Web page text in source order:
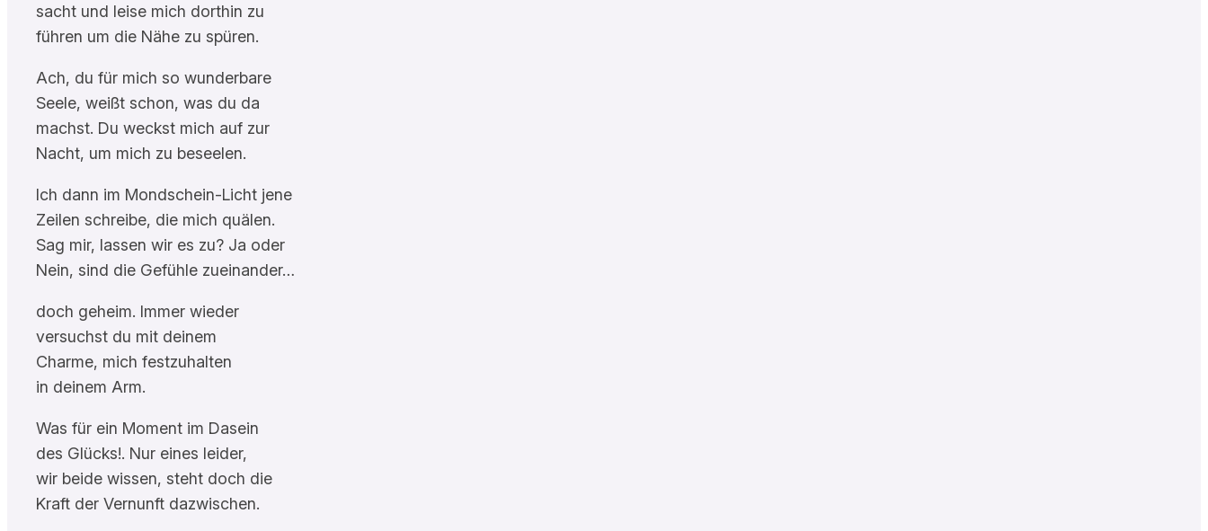
sacht und leise mich dorthin zu
führen um die Nähe zu spüren.
Ach, du für mich so wunderbare
Seele, weißt schon, was du da
machst. Du weckst mich auf zur
Nacht, um mich zu beseelen.
Ich dann im Mondschein-Licht jene
Zeilen schreibe, die mich quälen.
Sag mir, lassen wir es zu? Ja oder
Nein, sind die Gefühle zueinander…
doch geheim. Immer wieder
versuchst du mit deinem
Charme, mich festzuhalten
in deinem Arm.
Was für ein Moment im Dasein
des Glücks!. Nur eines leider,
wir beide wissen, steht doch die
Kraft der Vernunft dazwischen.